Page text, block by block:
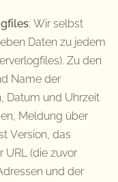
: Wir selbst
Daten zu jedem
Zu den
Name der
Datum und Uhrzeit
Meldung über
Version, das
URL (die zuvor
und der